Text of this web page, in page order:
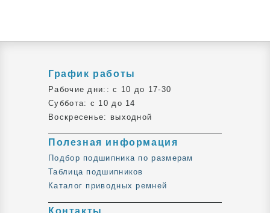
График работы
Рабочие дни:: c 10 до 17-30
Суббота: c 10 до 14
Воскресенье: выходной
Полезная информация
Подбор подшипника по размерам
Таблица подшипников
Каталог приводных ремней